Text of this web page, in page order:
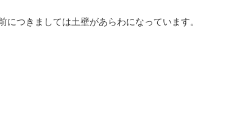
つきましては土壁があらわになっています。